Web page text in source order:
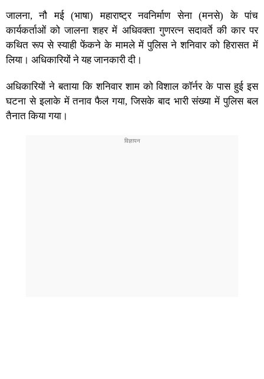
जालना, नौ मई (भाषा) महाराष्ट्र नवनिर्माण सेना (मनसे) के पांच
कार्यकर्ताओं को जालना शहर में अधिवक्ता गुणरत्न सदावर्ते की कार पर
कथित रूप से स्याही फेंकने के मामले में पुलिस ने शनिवार को हिरासत में
लिया। अधिकारियों ने यह जानकारी दी।
अधिकारियों ने बताया कि शनिवार शाम को विशाल कॉर्नर के पास हुई इस
घटना से इलाके में तनाव फैल गया, जिसके बाद भारी संख्या में पुलिस बल
तैनात किया गया।